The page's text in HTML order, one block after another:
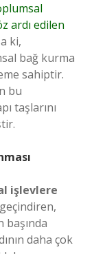
ardı edilen
ki,
bağ kurma
sahiptir.
bu
taşlarını
işlevlere
daha çok